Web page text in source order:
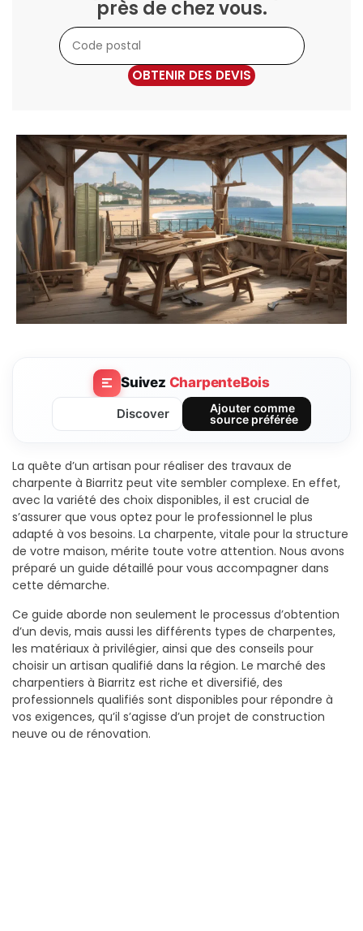
près de chez vous.
OBTENIR DES DEVIS
Suivez CharpenteBois
Discover
Ajouter comme
source préférée
La quête d’un artisan pour réaliser des travaux de
charpente à Biarritz peut vite sembler complexe. En effet,
avec la variété des choix disponibles, il est crucial de
s’assurer que vous optez pour le professionnel le plus
adapté à vos besoins. La charpente, vitale pour la structure
de votre maison, mérite toute votre attention. Nous avons
préparé un guide détaillé pour vous accompagner dans
cette démarche.
Ce guide aborde non seulement le processus d’obtention
d’un devis, mais aussi les différents types de charpentes,
les matériaux à privilégier, ainsi que des conseils pour
choisir un artisan qualifié dans la région. Le marché des
charpentiers à Biarritz est riche et diversifié, des
professionnels qualifiés sont disponibles pour répondre à
vos exigences, qu’il s’agisse d’un projet de construction
neuve ou de rénovation.